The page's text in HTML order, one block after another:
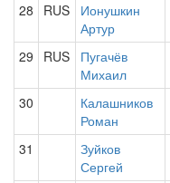
28 RUS
Ионушкин
Артур
29 RUS
Пугачёв
Михаил
30
Калашников
Роман
31
Зуйков
Сергей